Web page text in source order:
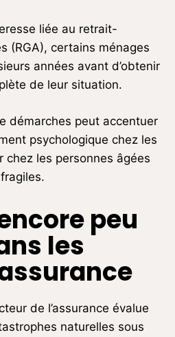
liée au retrait-
(RGA), certains ménages
années avant d’obtenir
de leur situation.
démarches peut accentuer
psychologique chez les
chez les personnes âgées
peu
les
de l’assurance évalue
naturelles sous